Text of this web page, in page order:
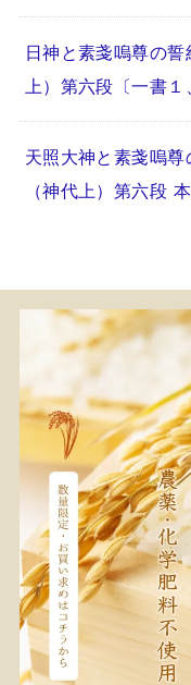
日神と素戔嗚尊の
上）第六段〔一書１
天照大神と素戔嗚
（神代上）第六段